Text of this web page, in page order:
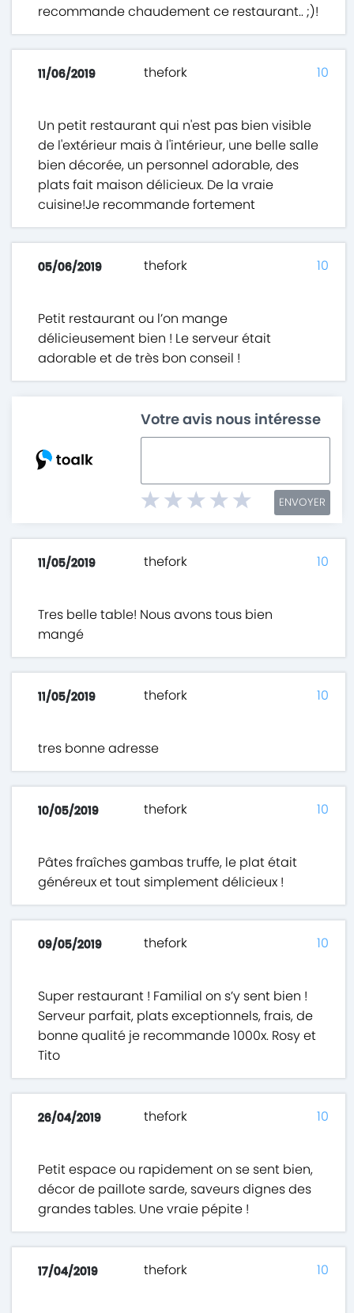
recommande chaudement ce restaurant.. ;)!
11/06/2019 thefork
Un petit restaurant qui n'est pas bien visible
de l'extérieur mais à l'intérieur, une belle salle
bien décorée, un personnel adorable, des
plats fait maison délicieux. De la vraie
cuisine!Je recommande fortement
10
05/06/2019 thefork
Petit restaurant ou l’on mange
délicieusement bien ! Le serveur était
adorable et de très bon conseil !
10
Votre avis nous intéresse
ENVOYER
11/05/2019 thefork
Tres belle table! Nous avons tous bien
mangé
10
11/05/2019 thefork
tres bonne adresse
10
10/05/2019 thefork
Pâtes fraîches gambas truffe, le plat était
généreux et tout simplement délicieux !
10
09/05/2019 thefork
Super restaurant ! Familial on s’y sent bien !
Serveur parfait, plats exceptionnels, frais, de
bonne qualité je recommande 1000x. Rosy et
Tito
10
26/04/2019 thefork
Petit espace ou rapidement on se sent bien,
décor de paillote sarde, saveurs dignes des
grandes tables. Une vraie pépite !
10
17/04/2019 thefork 10